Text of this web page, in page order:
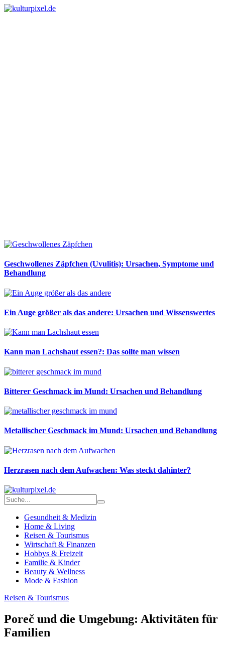
Geschwollenes Zäpfchen (Uvulitis): Ursachen, Symptome und
Behandlung
Ein Auge größer als das andere: Ursachen und Wissenswertes
Kann man Lachshaut essen?: Das sollte man wissen
Bitterer Geschmack im Mund: Ursachen und Behandlung
Metallischer Geschmack im Mund: Ursachen und Behandlung
Herzrasen nach dem Aufwachen: Was steckt dahinter?
Gesundheit & Medizin
Home & Living
Reisen & Tourismus
Wirtschaft & Finanzen
Hobbys & Freizeit
Familie & Kinder
Beauty & Wellness
Mode & Fashion
Reisen & Tourismus
Poreč und die Umgebung: Aktivitäten für
Familien